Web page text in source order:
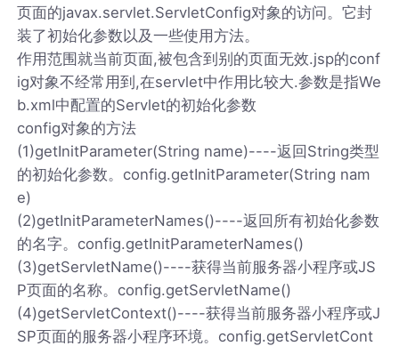
页面的javax.servlet.ServletConfig对象的访问。它封
装了初始化参数以及一些使用方法。
作用范围就当前页面,被包含到别的页面无效.jsp的conf
ig对象不经常用到,在servlet中作用比较大.参数是指We
b.xml中配置的Servlet的初始化参数
config对象的方法
(1)getInitParameter(String name)----返回String类型
的初始化参数。config.getInitParameter(String nam
e)
(2)getInitParameterNames()----返回所有初始化参数
的名字。config.getInitParameterNames()
(3)getServletName()----获得当前服务器小程序或JS
P页面的名称。config.getServletName()
(4)getServletContext()----获得当前服务器小程序或J
SP页面的服务器小程序环境。config.getServletCont